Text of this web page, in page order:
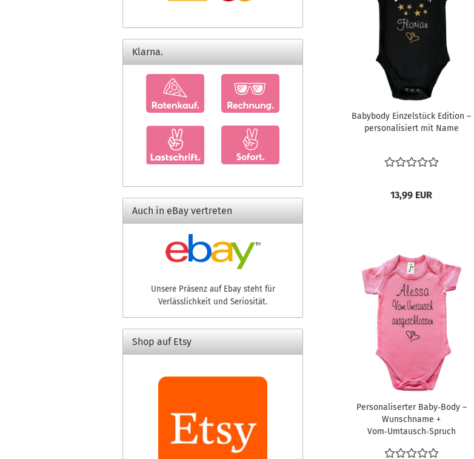
Babybody Einzelstück Edition –
personalisiert mit Name
13,99 EUR
Personaliserter Baby‑Body –
Wunschname +
Vom‑Umtausch‑Spruch
Klarna.
Auch in eBay vertreten
Unsere Präsenz auf Ebay steht für
Verlässlichkeit und Seriosität.
Shop auf Etsy